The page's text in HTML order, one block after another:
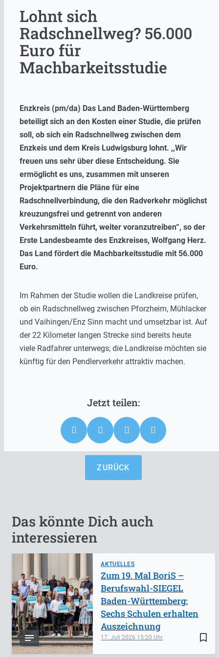
Lohnt sich
Radschnellweg? 56.000
Euro für
Machbarkeitsstudie
Enzkreis (pm/da) Das Land Baden-Württemberg
beteiligt sich an den Kosten einer Studie, die prüfen
soll, ob sich ein Radschnellweg zwischen dem
Enzkeis und dem Kreis Ludwigsburg lohnt. ,,Wir
freuen uns sehr über diese Entscheidung. Sie
ermöglicht es uns, zusammen mit unseren
Projektpartnern die Pläne für eine
Radschnellverbindung, die den Radverkehr möglichst
kreuzungsfrei und getrennt von anderen
Verkehrsmitteln führt, weiter voranzutreiben“, so der
Erste Landesbeamte des Enzkreises, Wolfgang Herz.
Das Land fördert die Machbarkeitsstudie mit 56.000
Euro.
Im Rahmen der Studie wollen die Landkreise prüfen,
ob ein Radschnellweg zwischen Pforzheim, Mühlacker
und Vaihingen/Enz Sinn macht und umsetzbar ist. Auf
der 22 Kilometer langen Strecke sind bereits heute
viele Radfahrer unterwegs; die Landkreise möchten sie
künftig für den Pendlerverkehr attraktiv machen.
ZURÜCK
Das könnte Dich auch
interessieren
AKTUELLES
bookmark_border
17. Juli 2026 15:20
Zum 19. Mal BoriS –
Berufswahl-SIEGEL
Baden-Württemberg:
Sechs Schulen erhalten
Auszeichnung